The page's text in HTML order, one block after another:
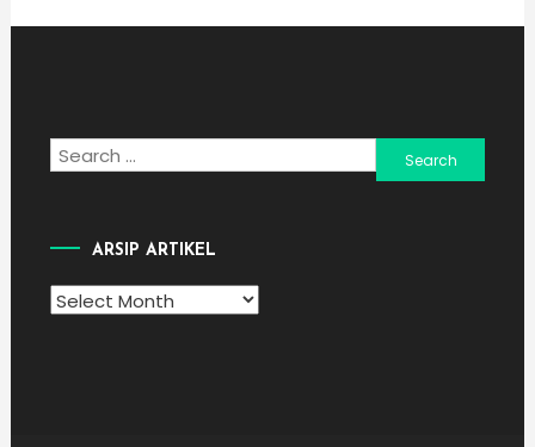
Search
for:
ARSIP ARTIKEL
Arsip